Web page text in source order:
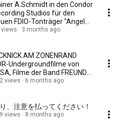
A.Schmidt in den Condor
Studios für den
FDIO-Tonträger "Angelus
views 3 months ago
AM ZONENRAND
Undergroundfilme von
Filme der Band FREUNDE
ITALIENISCHEN OPER
views 6 months ago
、注意を払ってください！
views 8 months ago